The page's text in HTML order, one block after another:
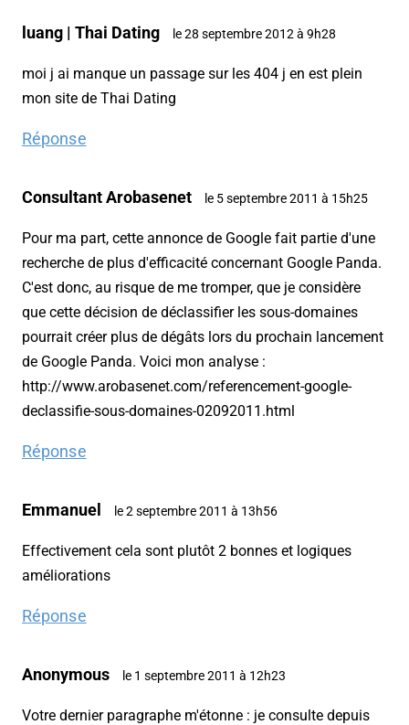
luang | Thai Dating le 28 septembre 2012 à 9h28
moi j ai manque un passage sur les 404 j en est plein
mon site de Thai Dating
Réponse
Consultant Arobasenet le 5 septembre 2011 à 15h25
Pour ma part, cette annonce de Google fait partie d'une
recherche de plus d'efficacité concernant Google Panda.
C'est donc, au risque de me tromper, que je considère
que cette décision de déclassifier les sous-domaines
pourrait créer plus de dégâts lors du prochain lancement
de Google Panda. Voici mon analyse :
http://www.arobasenet.com/referencement-google-
declassifie-sous-domaines-02092011.html
Réponse
Emmanuel le 2 septembre 2011 à 13h56
Effectivement cela sont plutôt 2 bonnes et logiques
améliorations
Réponse
Anonymous le 1 septembre 2011 à 12h23
Votre dernier paragraphe m'étonne : je consulte depuis